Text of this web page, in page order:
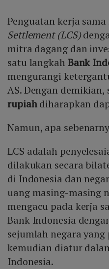
Penguatan kerja sama
Settlement (LCS)
mitra dagang dan
satu langkah Bank
mengurangi
AS. Dengan
rupiahdiharapkan
Namun, apa
LCS adalah
dilakukan secara
di Indonesia dan
uang masing-masing
mengacu pada kerja
Bank Indonesia
sejumlah negara
kemudian diatur
Indonesia.